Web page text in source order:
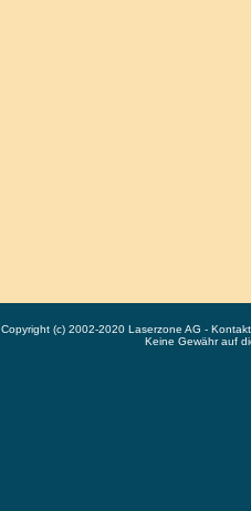
Copyright (c) 2002-2020 Laserzone AG -
Keine Gewähr auf